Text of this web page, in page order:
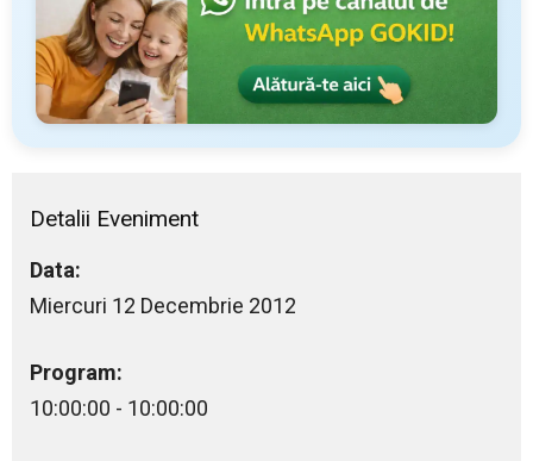
Detalii Eveniment
Data:
Miercuri 12 Decembrie 2012
Program:
10:00:00 - 10:00:00